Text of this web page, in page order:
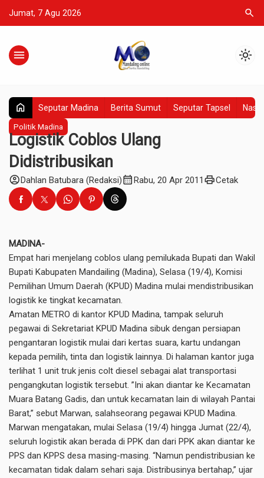
Jumat, 7 Agu 2026 search
menu light_mode
home Seputar Madina Berita Sumut Seputar Tapsel
Politik Madina
Logistik Coblos Ulang
Didistribusikan
account_circleDahlan Batubara (Redaksi)calendar_monthRabu, 20 Apr 2011 printCetak
MADINA-
Empat hari menjelang coblos ulang pemilukada Bupati dan Wakil
Bupati Kabupaten Mandailing (Madina), Selasa (19/4), Komisi
Pemilihan Umum Daerah (KPUD) Madina mulai mendistribusikan
logistik ke tingkat kecamatan.
Amatan METRO di kantor KPUD Madina, tampak seluruh
pegawai di Sekretariat KPUD Madina sibuk dengan persiapan
pengantaran logistik mulai dari kertas suara, kartu undangan
kepada pemilih, tinta dan logistik lainnya. Di halaman kantor juga
terlihat 1 unit truk jenis colt diesel sebagai alat transportasi
pengangkutan logistik tersebut. ”Ini akan diantar ke Kecamatan
Muara Batang Gadis, dan untuk kecamatan lain di wilayah Pantai
Barat,” sebut Marwan, salahseorang pegawai KPUD Madina.
Marwan mengatakan, mulai Selasa (19/4) hingga Jumat (22/4),
seluruh logistik akan berada di PPK dan dari PPK akan diantar ke
PPS dan KPPS desa masing-masing. “Namun pendistribusian ke
kecamatan tidak dalam sehari saja. Distribusinya bertahap,” ujar